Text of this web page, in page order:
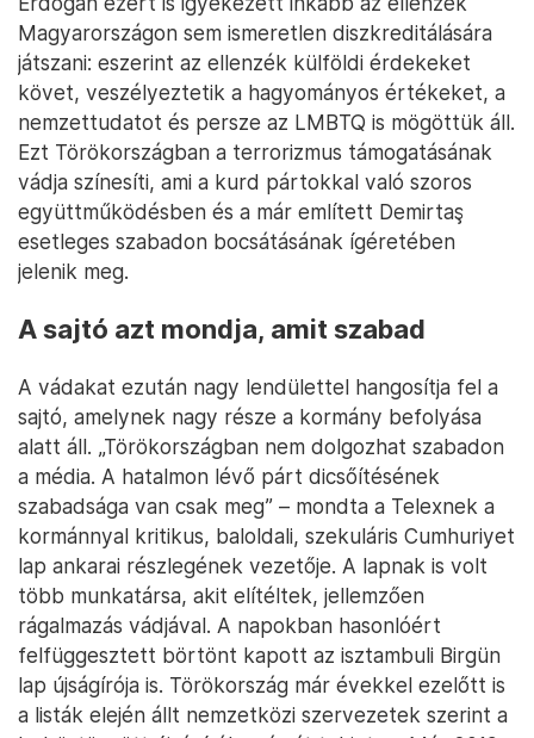
Fotó: Bődey János / Telex
A hitelfelvétel egyre költségesebb lesz, hiszen az
ország hitelbesorolása a pénzügyi
egyensúlytalanság miatt romlik. Bárki is győz, a
török gazdaság szerkezeti problémáival, a további
gyors növekedéssel szembeni akadályokkal kell
majd szembenéznie.
Erdoğan ezért is igyekezett inkább az ellenzék
játszani: eszerint az ellenzék külföldi érdekeket
követ, veszélyeztetik a hagyományos értékeket, a
nemzettudatot és persze az LMBTQ is mögöttük áll.
Ezt Törökországban a terrorizmus támogatásának
vádja színesíti, ami a kurd pártokkal való szoros
együttműködésben és a már említett Demirtaş
esetleges szabadon bocsátásának ígéretében
jelenik meg.
A sajtó azt mondja, amit szabad
A vádakat ezután nagy lendülettel hangosítja fel a